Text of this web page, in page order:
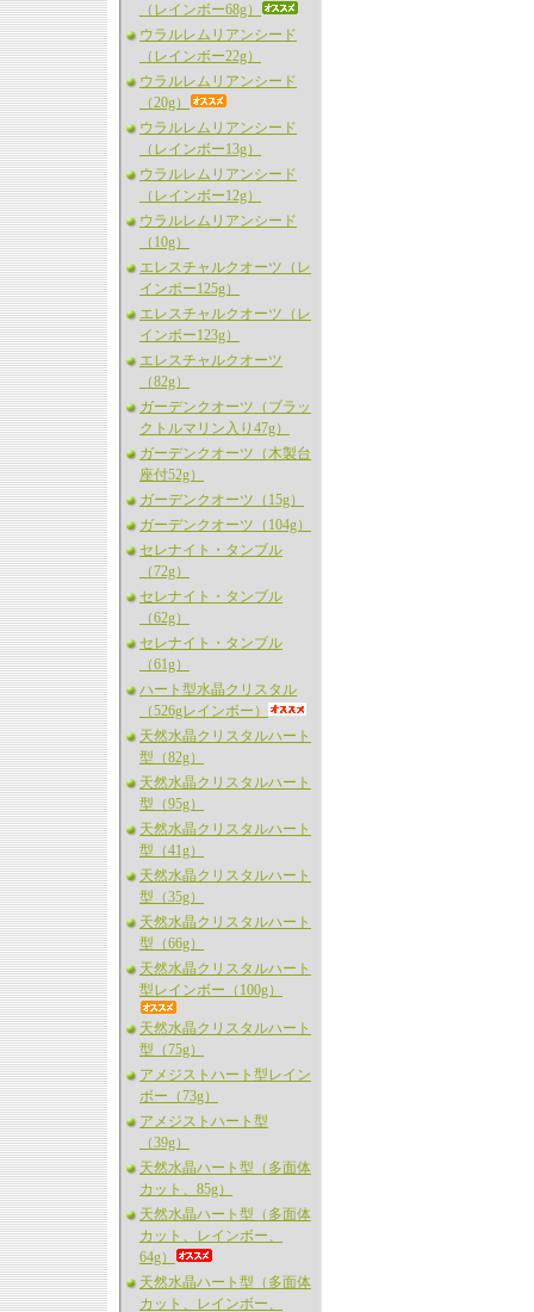
（レインボー68g）
ウラルレムリアンシード
（レインボー22g）
ウラルレムリアンシード
（20g）
ウラルレムリアンシード
（レインボー13g）
ウラルレムリアンシード
（レインボー12g）
ウラルレムリアンシード
（10g）
エレスチャルクオーツ（レ
インボー125g）
エレスチャルクオーツ（レ
インボー123g）
エレスチャルクオーツ
（82g）
ガーデンクオーツ（ブラッ
クトルマリン入り47g）
ガーデンクオーツ（木製台
座付52g）
ガーデンクオーツ（15g）
ガーデンクオーツ（104g）
セレナイト・タンブル
（72g）
セレナイト・タンブル
（62g）
セレナイト・タンブル
（61g）
ハート型水晶クリスタル
（526gレインボー）
天然水晶クリスタルハート
型（82g）
天然水晶クリスタルハート
型（95g）
天然水晶クリスタルハート
型（41g）
天然水晶クリスタルハート
型（35g）
天然水晶クリスタルハート
型（66g）
天然水晶クリスタルハート
型レインボー（100g）
天然水晶クリスタルハート
型（75g）
アメジストハート型レイン
ボー（73g）
アメジストハート型
（39g）
天然水晶ハート型（多面体
カット、85g）
天然水晶ハート型（多面体
カット、レインボー、
64g）
天然水晶ハート型（多面体
カット、レインボー、